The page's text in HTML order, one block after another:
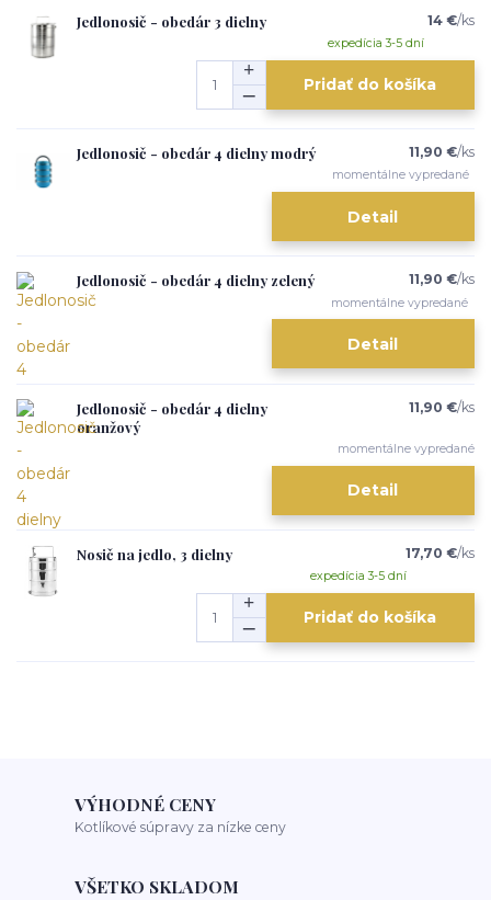
Jedlonosič - obedár 3 dielny 14 €/ks
expedícia 3-5 dní
Pridať do košíka
Jedlonosič - obedár 4 dielny modrý 11,90 €/ks
momentálne vypredané
Detail
Jedlonosič - obedár 4 dielny zelený 11,90 €/ks
momentálne vypredané
Detail
Jedlonosič - obedár 4 dielny
oranžový
11,90 €/ks
momentálne vypredané
Detail
Nosič na jedlo, 3 dielny 17,70 €/ks
expedícia 3-5 dní
Pridať do košíka
VÝHODNÉ CENY
Kotlíkové súpravy za nízke ceny
VŠETKO SKLADOM